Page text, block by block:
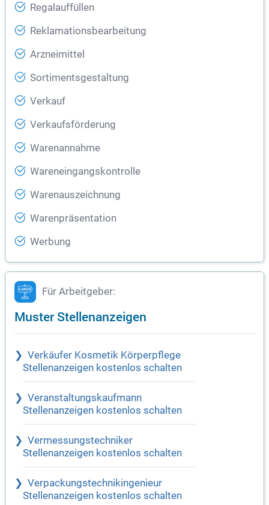
Regalauffüllen
Reklamationsbearbeitung
Arzneimittel
Sortimentsgestaltung
Verkauf
Verkaufsförderung
Warenannahme
Wareneingangskontrolle
Warenauszeichnung
Warenpräsentation
Werbung
Für Arbeitgeber:
Muster Stellenanzeigen
Verkäufer Kosmetik Körperpflege
Stellenanzeigen kostenlos schalten
Veranstaltungskaufmann
Stellenanzeigen kostenlos schalten
Vermessungstechniker
Stellenanzeigen kostenlos schalten
Verpackungstechnikingenieur
Stellenanzeigen kostenlos schalten